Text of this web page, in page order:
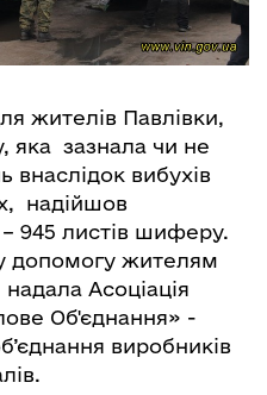
жителів Павлівки,
яка зазнала чи не
внаслідок вибухів
надійшов
945 листів шиферу.
допомогу жителям
Асоціація
Об'єднання» -
виробників